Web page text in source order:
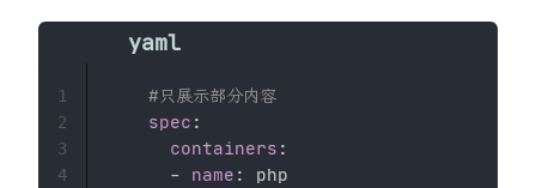
#只展示部分内容
spec :
containers :
-
name :
php
1
2
3
4